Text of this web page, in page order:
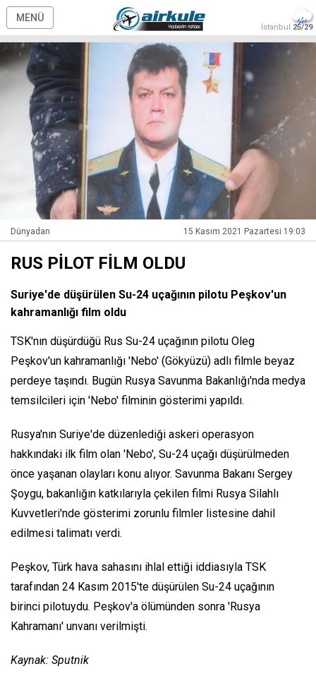
MENÜ
İstanbul 25/29
Dünyadan 15 Kasım 2021 Pazartesi 19:03
RUS PİLOT FİLM OLDU
Suriye'de düşürülen Su-24 uçağının pilotu Peşkov'un
kahramanlığı film oldu
TSK'nın düşürdüğü Rus Su-24 uçağının pilotu Oleg
Peşkov'un kahramanlığı 'Nebo' (Gökyüzü) adlı filmle beyaz
perdeye taşındı. Bugün Rusya Savunma Bakanlığı'nda medya
temsilcileri için 'Nebo' filminin gösterimi yapıldı.
Rusya'nın Suriye'de düzenlediği askeri operasyon
hakkındaki ilk film olan 'Nebo', Su-24 uçağı düşürülmeden
önce yaşanan olayları konu alıyor. Savunma Bakanı Sergey
Şoygu, bakanlığın katkılarıyla çekilen filmi Rusya Silahlı
Kuvvetleri'nde gösterimi zorunlu filmler listesine dahil
edilmesi talimatı verdi.
Peşkov, Türk hava sahasını ihlal ettiği iddiasıyla TSK
tarafından 24 Kasım 2015'te düşürülen Su-24 uçağının
birinci pilotuydu. Peşkov'a ölümünden sonra 'Rusya
Kahramanı' unvanı verilmişti.
Kaynak: Sputnik